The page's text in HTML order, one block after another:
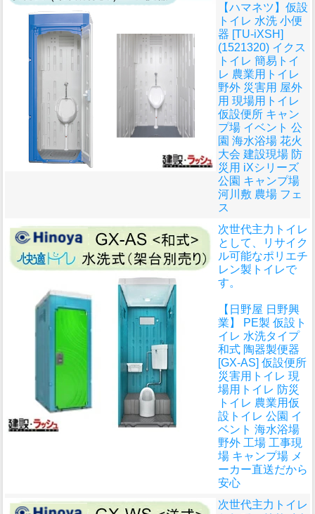
【ハマネツ】仮設
トイレ 水洗 小便
器 [TU-iXSH]
(1521320) イクス
トイレ 簡易トイ
レ 農業用トイレ
野外 災害用 屋外
用 現場用トイレ
仮設便所 キャン
プ場 イベント 公
園 海水浴場 花火
大会 建設現場 防
災用 iXシリーズ
公園 キャンプ場
河川敷 農場 フェ
ス
次世代主力トイレ
として、リサイク
ル可能なポリエチ
レン製トイレで
す。
【日野屋 日野興
業】 PE製 仮設ト
イレ 水洗タイプ
和式 陶器製便器
[GX-AS] 仮設便所
災害用トイレ 現
場用トイレ 防災
トイレ 農業用仮
設トイレ 公園 イ
ベント 海水浴場
野外 工場 工事現
場 キャンプ場 メ
ーカー直送だから
安心
次世代主力トイレ